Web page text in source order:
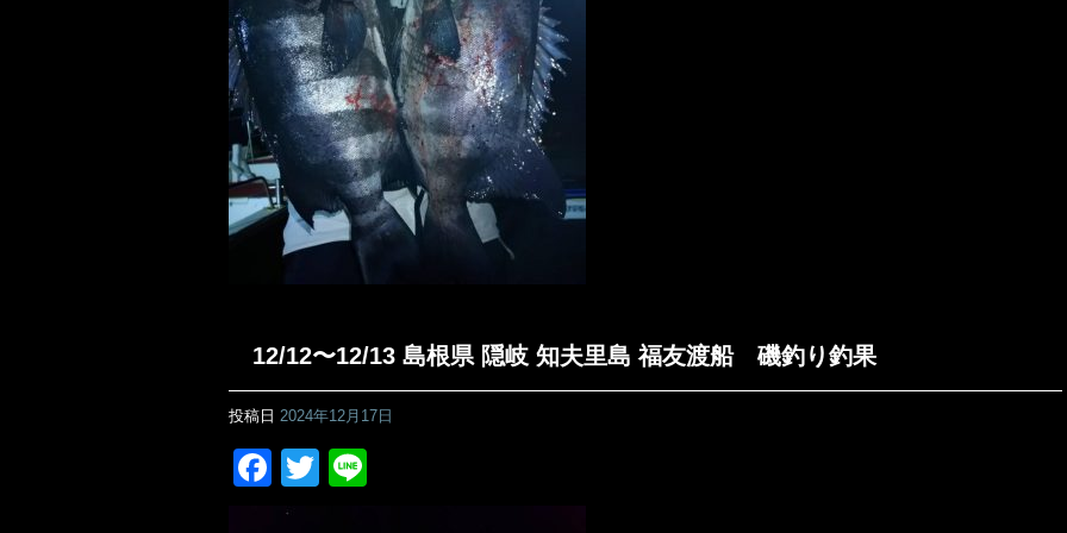
12/12〜12/13 島根県 隠岐 知夫里島 福友渡船 磯釣り釣果
投稿日 2024年12月17日
Facebook
Twitter